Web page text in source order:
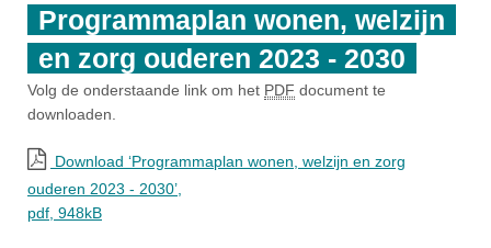
Programmaplan wonen, welzijn
en zorg ouderen 2023 - 2030
Volg de onderstaande link om het PDF document te
downloaden.
Download ‘Programmaplan wonen, welzijn en zorg
ouderen 2023 - 2030’,
pdf , 948kB